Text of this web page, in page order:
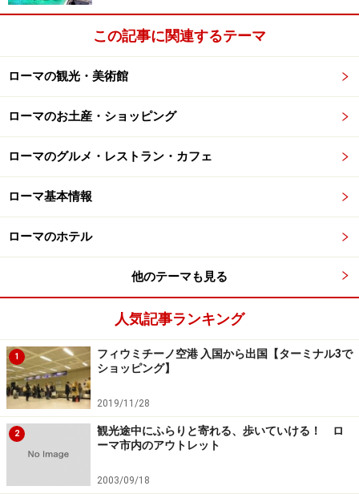
けられ、育てられたそう。オオカミは、ローマでは大事
な動物。セリエAのA.S.ローマのキャラクターにもなって
います。
のが「パラティーノの丘」。神殿ジュピターを祀った
「カピトリーノの丘」やカエサルが市民政治を行った
古代ローマ時代の重要な遺跡。これらは2000年の時を経
て、偉大な歴史を今に伝える歴史の証人のごとく、見事
なカタチで遺されています。
歴史好きや古代ローマファンならずとも、ローマを訪れ
ローマ観光1～4それぞれは至近距離、5のパンテオン
は、スペイン階段やナヴォーナ広場がある旧市街エリア
にあります。
古代ローマ観光.1 カンピドリオ広場から
フォロ・ロマーノを一望する
この記事に関連するテーマ
ローマの観光・美術館
ローマのお土産・ショッピング
ローマのグルメ・レストラン・カフェ
ローマ基本情報
ローマのホテル
他のテーマも見る
人気記事ランキング
1
フィウミチーノ空港 入国から出国【ターミナル3で
ショッピング】
2019/11/28
2
観光途中にふらりと寄れる、歩いていける！ ロ
ーマ市内のアウトレット
2003/09/18